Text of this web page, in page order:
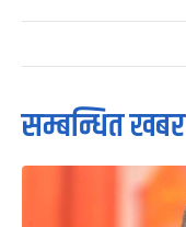
सम्बन्धित खबर